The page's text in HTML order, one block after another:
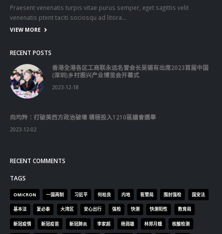
Lorem ipsum dolor sit amet, consectetur adipiscing elit. Donec eu
pulvinar magna semper scelerisque.
venenatis ptent taciti sociosqu ad litora…
VIEW MORE
RECENT POSTS
(深圳)乡村振兴产业博览会开幕式
RECENT COMMENTS
TAGS